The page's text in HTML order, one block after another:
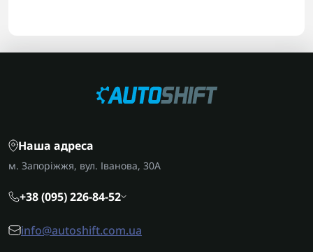
Наша адреса
м. Запоріжжя, вул. Іванова, 30А
+38 (095) 226-84-52
info@autoshift.com.ua